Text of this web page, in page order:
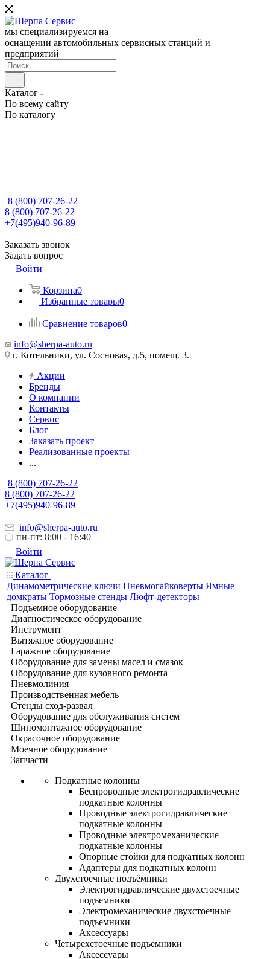
мы специализируемся на
оснащении автомобильных сервисных станций и
предприятий
Каталог
По всему сайту
По каталогу
8 (800) 707-26-22
8 (800) 707-26-22
+7(495)940-96-89
Заказать звонок
Задать вопрос
Войти
Корзина0
Избранные товары0
Сравнение товаров0
info@sherpa-auto.ru
г. Котельники, ул. Сосновая, д.5, помещ. 3.
Акции
Бренды
О компании
Контакты
Сервис
Блог
Заказать проект
Реализованные проекты
...
8 (800) 707-26-22
8 (800) 707-26-22
+7(495)940-96-89
info@sherpa-auto.ru
пн-пт: 8:00 - 16:40
Войти
Каталог
Динамометрические ключи Пневмогайковерты Ямные
домкраты Тормозные стенды Люфт-детекторы
Подъемное оборудование
Диагностическое оборудование
Инструмент
Вытяжное оборудование
Гаражное оборудование
Оборудование для замены масел и смазок
Оборудование для кузовного ремонта
Пневмолиния
Производственная мебель
Стенды сход-развал
Оборудование для обслуживания систем
Шиномонтажное оборудование
Окрасочное оборудование
Моечное оборудование
Запчасти
Подкатные колонны
Беспроводные электрогидравлические
подкатные колонны
Проводные электрогидравлические
подкатные колонны
Проводные электромеханические
подкатные колонны
Опорные стойки для подкатных колонн
Адаптеры для подкатных колонн
Двухстоечные подъёмники
Электрогидравлические двухстоечные
подъемники
Электромеханические двухстоечные
подъемники
Аксессуары
Четырехстоечные подъёмники
Аксессуары